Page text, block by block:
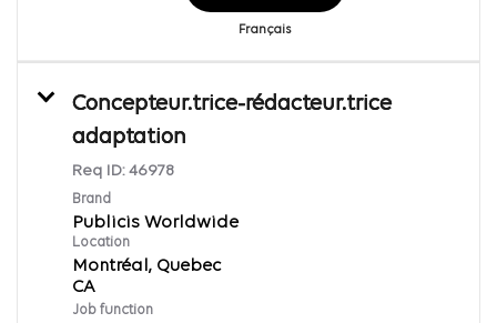
Français
Concepteur.trice-rédacteur.trice
adaptation
Req ID: 46978
Brand
Publicis Worldwide
Location
Montréal, Quebec
Job function